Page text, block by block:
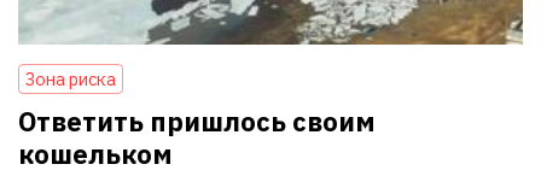
Зона риска
Ответить пришлось своим
кошельком